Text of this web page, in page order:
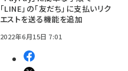
「LINE」の「友だち」に支払いリク
エストを送る機能を追加
2022年6月15日 7:01